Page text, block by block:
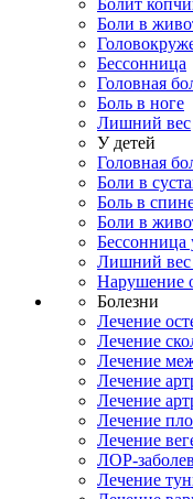
Боли в
Бессонница
Головная
Боль в ноге
Лишний вес
У детей
Головная
Боли в
Боль в
Боли в
Бессонница
Лишний вес
Нарушение
Болезни
Лечение
Лечение
Лечение
Лечение
Лечение
Лечение
Лечение
ЛОР-
Лечение